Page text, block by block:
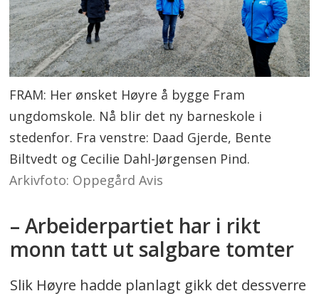
FRAM: Her ønsket Høyre å bygge Fram
ungdomskole. Nå blir det ny barneskole i
stedenfor. Fra venstre: Daad Gjerde, Bente
Biltvedt og Cecilie Dahl-Jørgensen Pind.
Arkivfoto: Oppegård Avis
– Arbeiderpartiet har i rikt
monn tatt ut salgbare tomter
Slik Høyre hadde planlagt gikk det dessverre